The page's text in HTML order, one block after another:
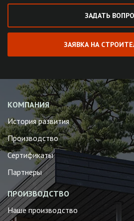
ЗАДАТЬ
ЗАЯВКА НА
КОМПАНИЯ
История развития
Производство
Сертификаты
Партнеры
ПРОИЗВОДСТВО
Наше производство